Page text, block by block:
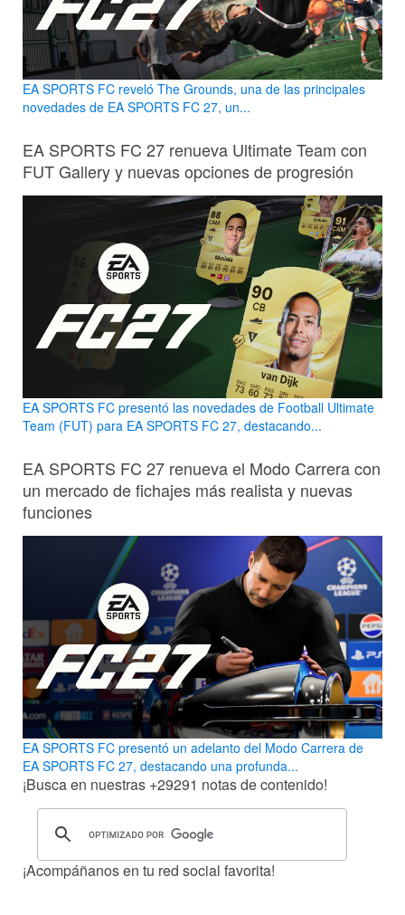
EA SPORTS FC reveló The Grounds, una de las principales
novedades de EA SPORTS FC 27, un...
EA SPORTS FC 27 renueva Ultimate Team con
FUT Gallery y nuevas opciones de progresión
EA SPORTS FC presentó las novedades de Football Ultimate
Team (FUT) para EA SPORTS FC 27, destacando...
EA SPORTS FC 27 renueva el Modo Carrera con
un mercado de fichajes más realista y nuevas
funciones
EA SPORTS FC presentó un adelanto del Modo Carrera de
EA SPORTS FC 27, destacando una profunda...
¡Busca en nuestras +29291 notas de contenido!
¡Acompáñanos en tu red social favorita!